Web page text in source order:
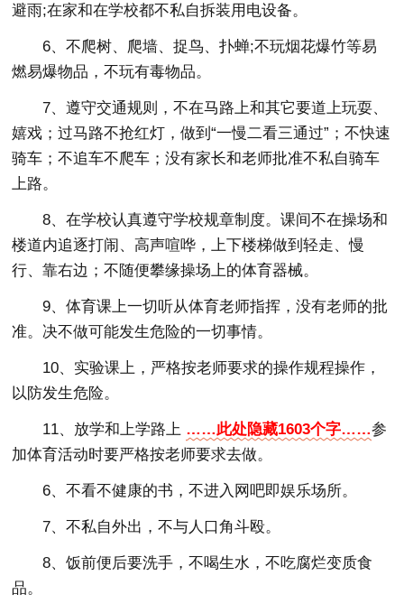
避雨;在家和在学校都不私自拆装用电设备。
6、不爬树、爬墙、捉鸟、扑蝉;不玩烟花爆竹等易
燃易爆物品，不玩有毒物品。
7、遵守交通规则，不在马路上和其它要道上玩耍、
嬉戏；过马路不抢红灯，做到“一慢二看三通过”；不快速
骑车；不追车不爬车；没有家长和老师批准不私自骑车
上路。
8、在学校认真遵守学校规章制度。课间不在操场和
楼道内追逐打闹、高声喧哗，上下楼梯做到轻走、慢
行、靠右边；不随便攀缘操场上的体育器械。
9、体育课上一切听从体育老师指挥，没有老师的批
准。决不做可能发生危险的一切事情。
10、实验课上，严格按老师要求的操作规程操作，
以防发生危险。
11、放学和上学路上 ……此处隐藏1603个字……参
加体育活动时要严格按老师要求去做。
6、不看不健康的书，不进入网吧即娱乐场所。
7、不私自外出，不与人口角斗殴。
8、饭前便后要洗手，不喝生水，不吃腐烂变质食
品。